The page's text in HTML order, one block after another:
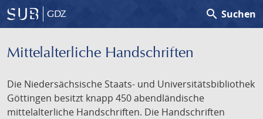
GDZ search Suchen
Mittelalterliche Handschriften
Die Niedersächsische Staats- und Universitätsbibliothek
Göttingen besitzt knapp 450 abendländische
mittelalterliche Handschriften. Die Handschriften